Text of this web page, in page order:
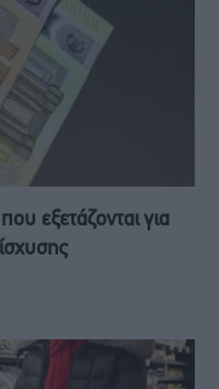
εξετάζονται για